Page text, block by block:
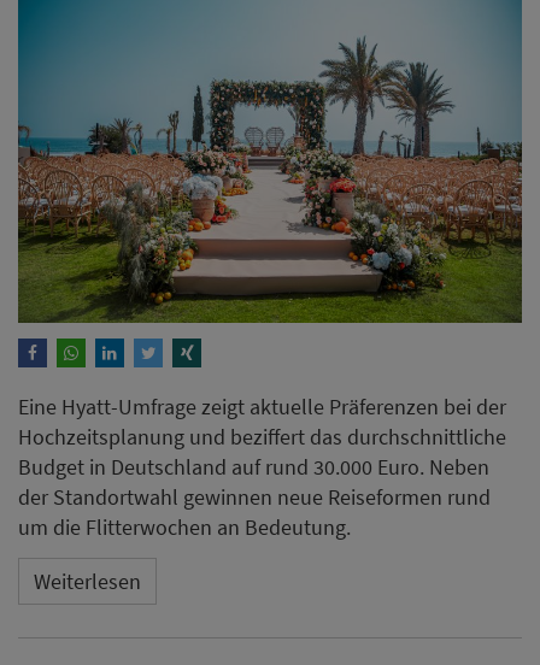
Eine Hyatt-Umfrage zeigt aktuelle Präferenzen bei der
Hochzeitsplanung und beziffert das durchschnittliche
Budget in Deutschland auf rund 30.000 Euro. Neben
der Standortwahl gewinnen neue Reiseformen rund
um die Flitterwochen an Bedeutung.
Weiterlesen